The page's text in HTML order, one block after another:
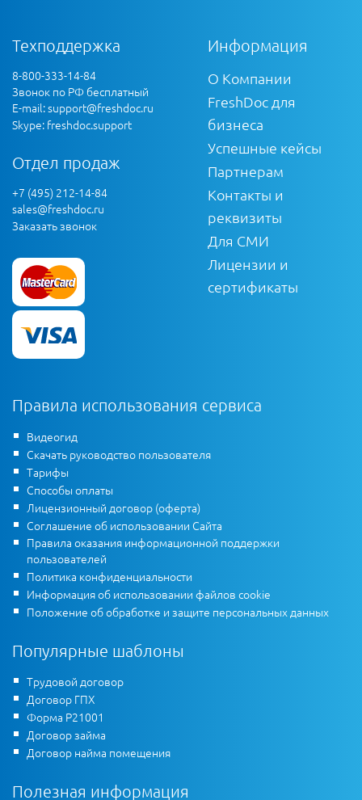
Техподдержка
8-800-333-14-84
Звонок по РФ бесплатный
E-mail:support@freshdoc.ru
Skype: freshdoc.support
Отдел продаж
+7 (495) 212-14-84
sales@freshdoc.ru
Заказать звонок
Информация
О Компании
FreshDoc для
бизнеса
Успешные кейсы
Партнерам
Контакты и
реквизиты
Для СМИ
Лицензии и
сертификаты
Правила использования сервиса
Видеогид
Скачать руководство пользователя
Тарифы
Способы оплаты
Лицензионный договор (оферта)
Соглашение об использовании Сайта
Правила оказания информационной поддержки
пользователей
Политика конфиденциальности
Информация об использовании файлов cookie
Положение об обработке и защите персональных данных
Популярные шаблоны
Трудовой договор
Договор ГПХ
Форма Р21001
Договор займа
Договор найма помещения
Полезная информация